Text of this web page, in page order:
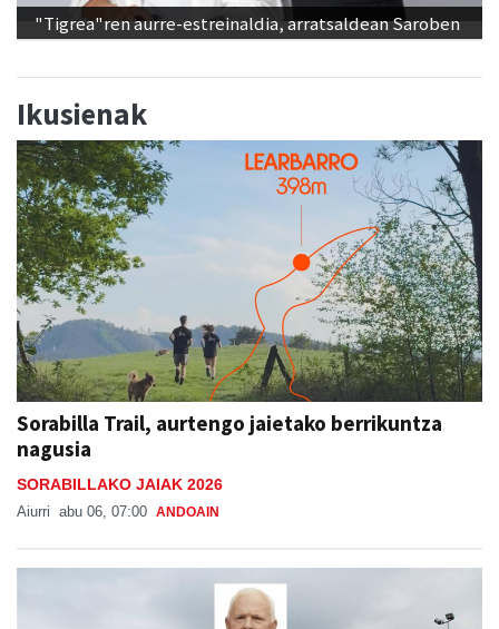
"Tigrea"ren aurre-estreinaldia, arratsaldean Saroben
Ikusienak
Sorabilla Trail, aurtengo jaietako berrikuntza
nagusia
SORABILLAKO JAIAK 2026
Aiurri abu 06, 07:00 ANDOAIN